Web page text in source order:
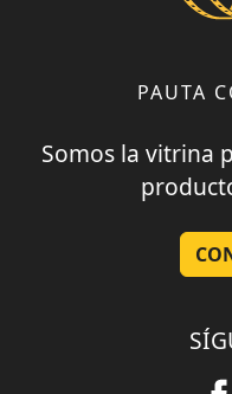
PAUTA
Somos la vitrina